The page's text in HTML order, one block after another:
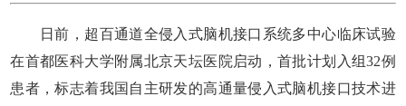
日前，超百通道全侵入式脑机接口系统多中心临床试验
在首都医科大学附属北京天坛医院启动，首批计划入组32例
患者，标志着我国自主研发的高通量侵入式脑机接口技术进